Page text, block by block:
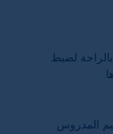
لضبط
المدروس